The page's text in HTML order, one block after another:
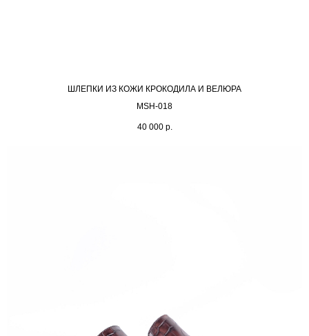
ШЛЕПКИ ИЗ КОЖИ КРОКОДИЛА И ВЕЛЮРА
MSH-018
40 000 р.